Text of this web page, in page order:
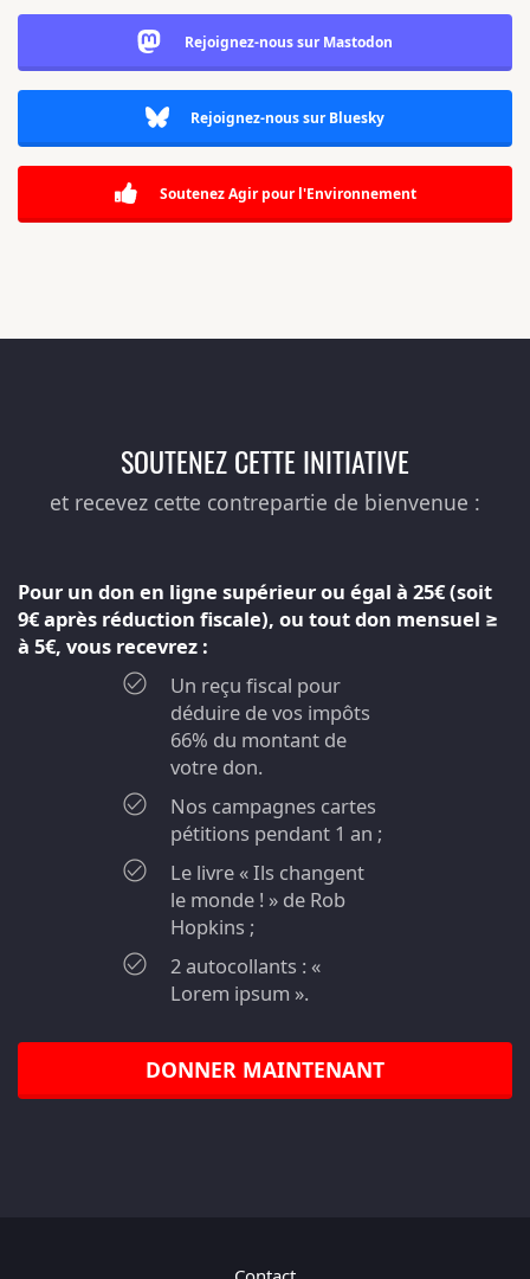
Rejoignez-nous sur Mastodon
Rejoignez-nous sur Bluesky
Soutenez Agir pour l'Environnement
SOUTENEZ CETTE INITIATIVE
et recevez cette contrepartie de bienvenue :
Pour un don en ligne supérieur ou égal à 25€ (soit
9€ après réduction fiscale), ou tout don mensuel ≥
à 5€, vous recevrez :
Un reçu fiscal pour
déduire de vos impôts
66% du montant de
votre don.
Nos campagnes cartes
pétitions pendant 1 an ;
Le livre « Ils changent
le monde ! » de Rob
Hopkins ;
2 autocollants : «
Lorem ipsum ».
DONNER MAINTENANT